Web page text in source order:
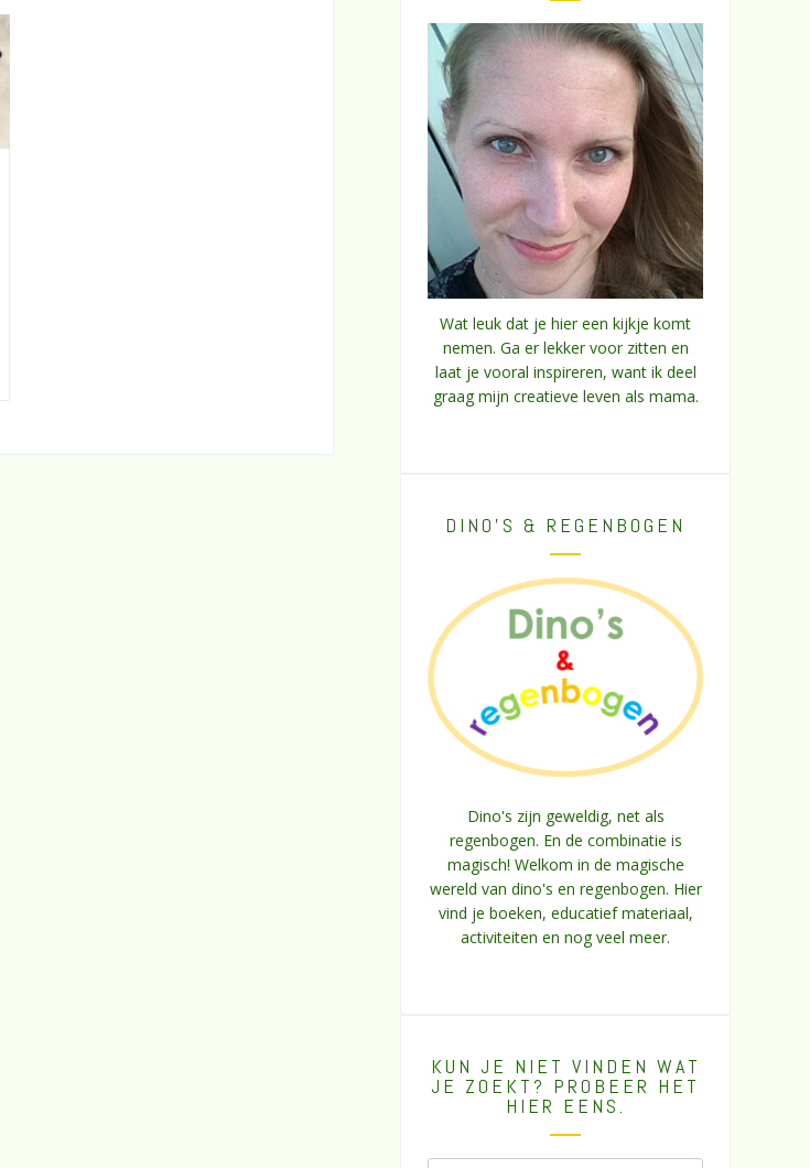
Wat leuk dat je hier een kijkje komt
nemen. Ga er lekker voor zitten en
laat je vooral inspireren, want ik deel
graag mijn creatieve leven als mama.
DINO’S & REGENBOGEN
Dino's zijn geweldig, net als
regenbogen. En de combinatie is
magisch! Welkom in de magische
wereld van dino's en regenbogen. Hier
vind je boeken, educatief materiaal,
activiteiten en nog veel meer.
KUN JE NIET VINDEN WAT
JE ZOEKT? PROBEER HET
HIER EENS.